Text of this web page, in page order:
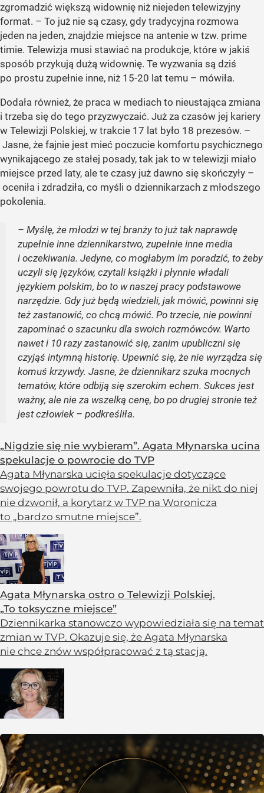
zgromadzić większą widownię niż niejeden telewizyjny
format. – To już nie są czasy, gdy tradycyjna rozmowa
jeden na jeden, znajdzie miejsce na antenie w tzw. prime
timie. Telewizja musi stawiać na produkcje, które w jakiś
sposób przykują dużą widownię. Te wyzwania są dziś
po prostu zupełnie inne, niż 15-20 lat temu – mówiła.
Dodała również, że praca w mediach to nieustająca zmiana
i trzeba się do tego przyzwyczaić. Już za czasów jej kariery
w Telewizji Polskiej, w trakcie 17 lat było 18 prezesów. –
Jasne, że fajnie jest mieć poczucie komfortu psychicznego
wynikającego ze stałej posady, tak jak to w telewizji miało
miejsce przed laty, ale te czasy już dawno się skończyły –
oceniła i zdradziła, co myśli o dziennikarzach z młodszego
pokolenia.
– Myślę, że młodzi w tej branży to już tak naprawdę
zupełnie inne dziennikarstwo, zupełnie inne media
i oczekiwania. Jedyne, co mogłabym im poradzić, to żeby
uczyli się języków, czytali książki i płynnie władali
językiem polskim, bo to w naszej pracy podstawowe
narzędzie. Gdy już będą wiedzieli, jak mówić, powinni się
też zastanowić, co chcą mówić. Po trzecie, nie powinni
zapominać o szacunku dla swoich rozmówców. Warto
nawet i 10 razy zastanowić się, zanim upubliczni się
czyjąś intymną historię. Upewnić się, że nie wyrządza się
komuś krzywdy. Jasne, że dziennikarz szuka mocnych
tematów, które odbiją się szerokim echem. Sukces jest
ważny, ale nie za wszelką cenę, bo po drugiej stronie też
jest człowiek – podkreśliła.
„Nigdzie się nie wybieram”. Agata Młynarska ucina
spekulacje o powrocie do TVP
Agata Młynarska ucięła spekulacje dotyczące
swojego powrotu do TVP. Zapewniła, że nikt do niej
nie dzwonił, a korytarz w TVP na Woronicza
to „bardzo smutne miejsce”.
Agata Młynarska ostro o Telewizji Polskiej.
„To toksyczne miejsce”
Dziennikarka stanowczo wypowiedziała się na temat
zmian w TVP. Okazuje się, że Agata Młynarska
nie chce znów współpracować z tą stacją.